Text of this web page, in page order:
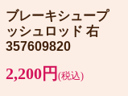
ブレーキシュープ
ッシュロッド 右
357609820
2,200円(税込)